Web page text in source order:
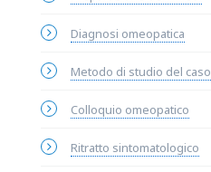
Diagnosi omeopatica
Metodo di studio del caso
Colloquio omeopatico
Ritratto sintomatologico